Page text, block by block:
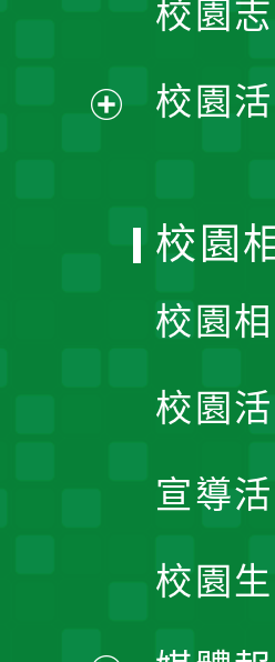
單
校園
校園
校園
校園
校園
宣導
校園